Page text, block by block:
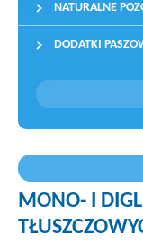
NATURALNE
DODATKI
MONO- I